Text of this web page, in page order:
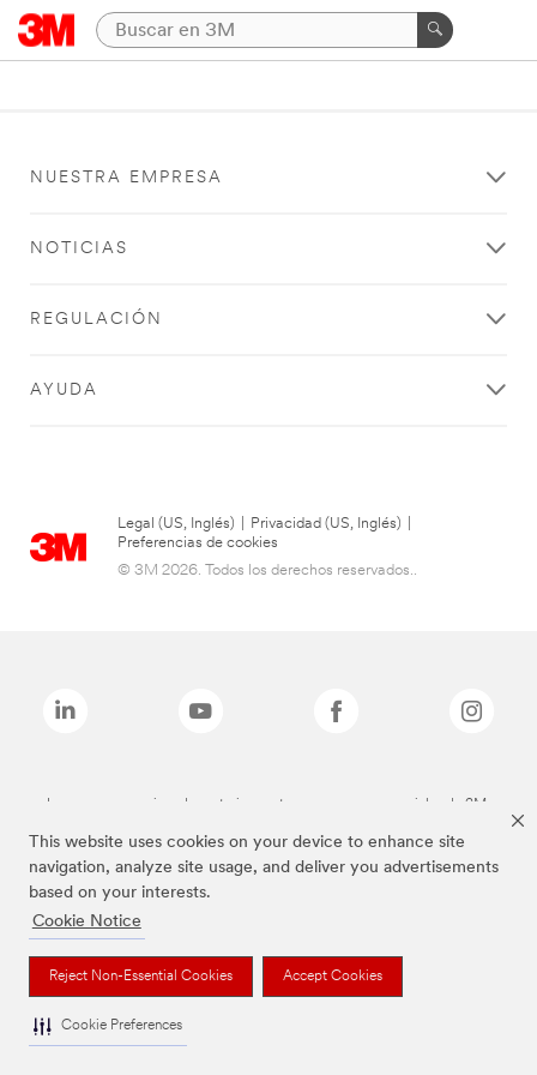
This website uses cookies on your device to enhance site
navigation, analyze site usage, and deliver you advertisements
based on your interests.
Cookie Notice
Reject Non-Essential Cookies Accept Cookies
Cookie Preferences
NUESTRA EMPRESA
NOTICIAS
REGULACIÓN
AYUDA
Legal (US, Inglés) Privacidad (US, Inglés)
Preferencias de cookies
© 3M 2026. Todos los derechos reservados..
Las marcas mencionadas anteriormente son marcas comerciales de 3M.